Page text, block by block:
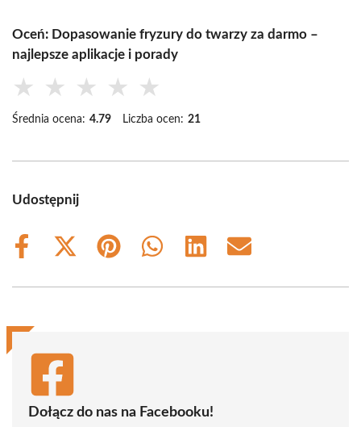
Oceń: Dopasowanie fryzury do twarzy za darmo –
najlepsze aplikacje i porady
★ ★ ★ ★ ★
Średnia ocena: 4.79 Liczba ocen: 21
Udostępnij
Share
Share
(Twitter)
Share
Share
Share
Share
Dołącz do nas na Facebooku!